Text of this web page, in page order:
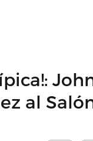
al